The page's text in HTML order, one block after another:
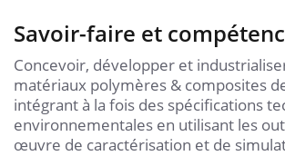
Savoir-faire et
Concevoir, développer et
matériaux polymères & composites
intégrant à la fois des spécifications
environnementales en utilisant les
œuvre de caractérisation et de